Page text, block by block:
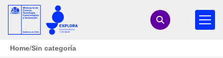
Home/Sin categoría